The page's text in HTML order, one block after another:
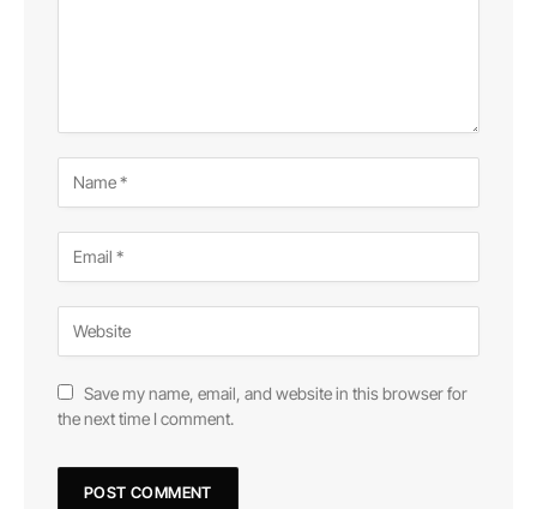
Save my name, email, and website in this browser for
the next time I comment.